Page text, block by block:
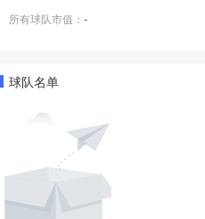
所有球队市值： -
球队名单